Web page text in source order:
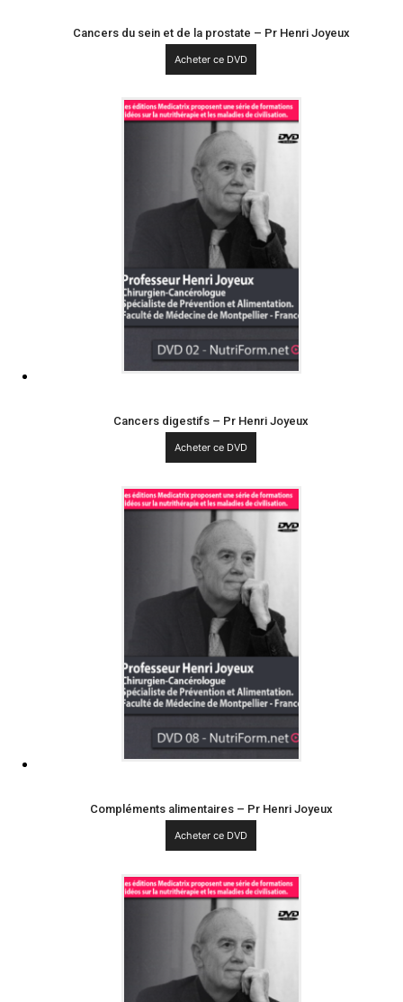
Cancers du sein et de la prostate – Pr Henri Joyeux
Acheter ce DVD
Cancers digestifs – Pr Henri Joyeux
Acheter ce DVD
Compléments alimentaires – Pr Henri Joyeux
Acheter ce DVD